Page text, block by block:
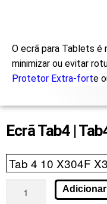
O ecrã para Tablets é
minimizar ou evitar
Protetor Extra-forte
Ecrã Tab4 |
Adicionar